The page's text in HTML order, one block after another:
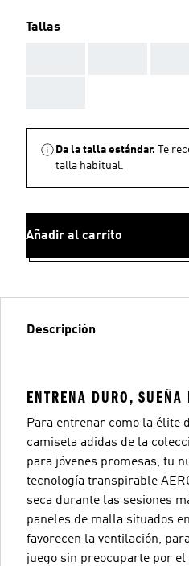
Tallas
Da la talla estándar.
Te
talla habitual.
Añadir al carrito
Descripción
ENTRENA DURO, SUEÑA
Para entrenar como la élite
camiseta adidas de la
para jóvenes promesas, tu
tecnología transpirable
seca durante las sesiones
paneles de malla situados
favorecen la ventilación,
juego sin preocuparte por el